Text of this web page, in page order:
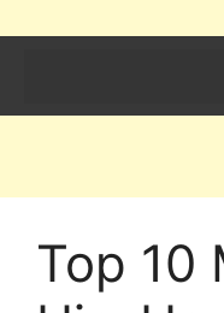
Top 10